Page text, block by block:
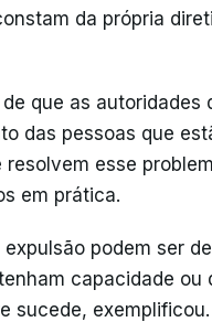
da própria
que as
das pessoas que
esse
em prática.
podem ser
capacidade ou
sucede, exemplificou.